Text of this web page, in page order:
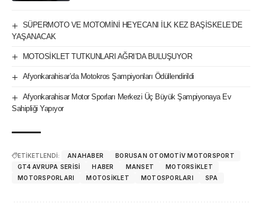
SÜPERMOTO VE MOTOMİNİ HEYECANI İLK KEZ BAŞİSKELE’DE
YAŞANACAK
MOTOSİKLET TUTKUNLARI AĞRI’DA BULUŞUYOR
Afyonkarahisar’da Motokros Şampiyonları Ödüllendirildi
Afyonkarahisar Motor Sporları Merkezi Üç Büyük Şampiyonaya Ev
Sahipliği Yapıyor
ETİKETLENDİ: ANAHABER
BORUSAN OTOMOTIV MOTORSPORT
GT4 AVRUPA SERISI
HABER MANSET
MOTORSIKLET
MOTORSPORLARI
MOTOSIKLET MOTOSPORLARI SPA